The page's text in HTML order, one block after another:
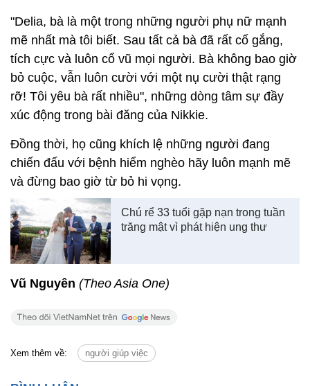
"Delia, bà là một trong những người phụ nữ mạnh
mẽ nhất mà tôi biết. Sau tất cả bà đã rất cố gắng,
tích cực và luôn cổ vũ mọi người. Bà không bao giờ
bỏ cuộc, vẫn luôn cười với một nụ cười thật rạng
rỡ! Tôi yêu bà rất nhiều", những dòng tâm sự đầy
xúc động trong bài đăng của Nikkie.
Đồng thời, họ cũng khích lệ những người đang
chiến đấu với bệnh hiểm nghèo hãy luôn mạnh mẽ
và đừng bao giờ từ bỏ hi vọng.
Chú rể 33 tuổi gặp nạn trong tuần
trăng mật vì phát hiện ung thư
Vũ Nguyên (Theo Asia One)
Xem thêm về: người giúp việc